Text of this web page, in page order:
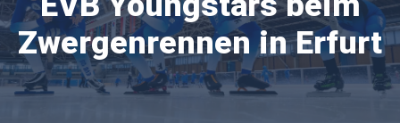
Zwergenrennen in Erfurt